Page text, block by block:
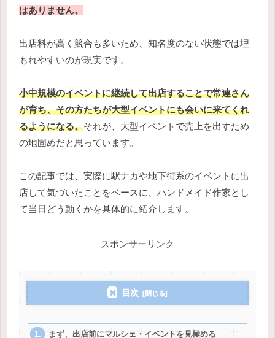
はありません。
出店料が高く競合も多いため、知名度のない状態では埋
もれやすいのが現実です。
小中規模のイベントに継続して出店することで常連さん
が育ち、その方たちが大型イベントにも会いに来てくれ
るようになる。それが、大型イベントで売上を出すため
の地固めだと思っています。
この記事では、実際に駅ナカや地下街系のイベントに出
店して気づいたことをベースに、ハンドメイド作家とし
て当日どう動くかを具体的に紹介します。
スポンサーリンク
目次
まず、出店前にマルシェ・イベントを見極める